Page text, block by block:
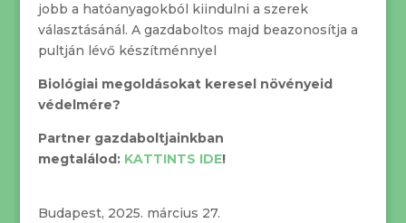
jobb a hatóanyagokból kiindulni a szerek
választásánál. A gazdaboltos majd beazonosítja a
pultján lévő készítménnyel
Biológiai megoldásokat keresel növényeid
védelmére?
Partner gazdaboltjainkban
megtalálod: KATTINTS IDE!
Budapest, 2025. március 27.